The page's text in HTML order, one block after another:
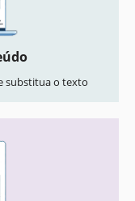
substitua o texto